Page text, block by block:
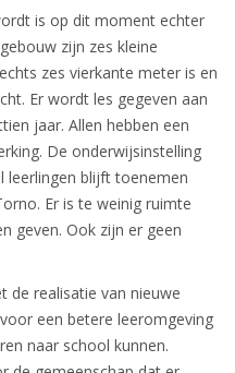
is op dit moment echter
zijn zes kleine
zes vierkante meter is en
Er wordt les gegeven aan
jaar. Allen hebben een
De onderwijsinstelling
leerlingen blijft toenemen
Er is te weinig ruimte
geven. Ook zijn er geen
de realisatie van nieuwe
een betere leeromgeving
naar school kunnen.